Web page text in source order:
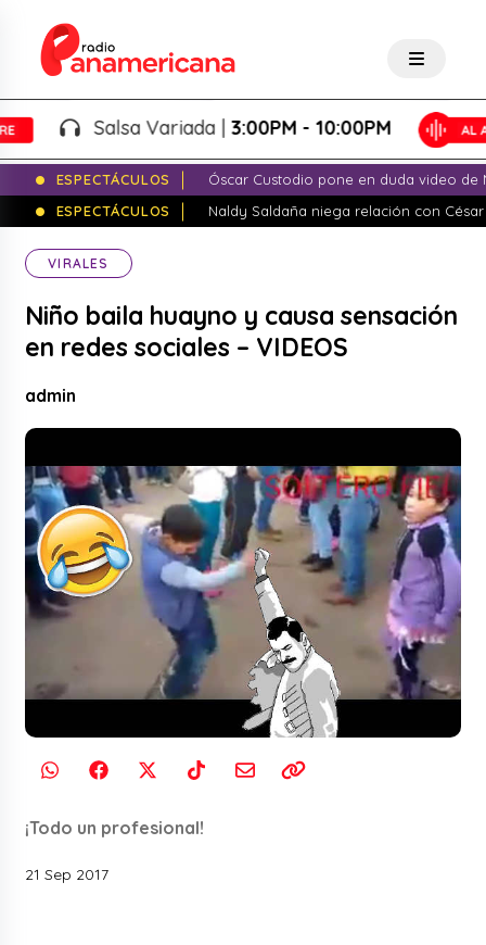
Salsa Variada |3:00PM - 10:00PM
ESPECTÁCULOS
Óscar Custodio pone en duda video de
ESPECTÁCULOS
Naldy Saldaña niega relación con
VIRALES
Niño baila huayno y causa sensación
en redes sociales – VIDEOS
admin
¡Todo un profesional!
21 Sep 2017